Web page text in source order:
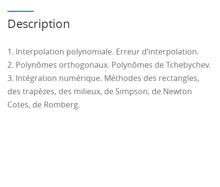
Description
1. Interpolation polynomiale. Erreur d’interpolation.
2. Polynômes orthogonaux. Polynômes de Tchebychev.
3. Intégration numérique. Méthodes des rectangles,
des trapèzes, des milieux, de Simpson, de Newton
Cotes, de Romberg.